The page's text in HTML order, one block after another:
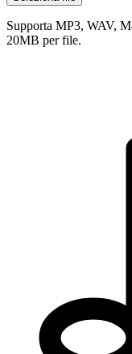
Supporta MP3, WAV,
20MB per file.